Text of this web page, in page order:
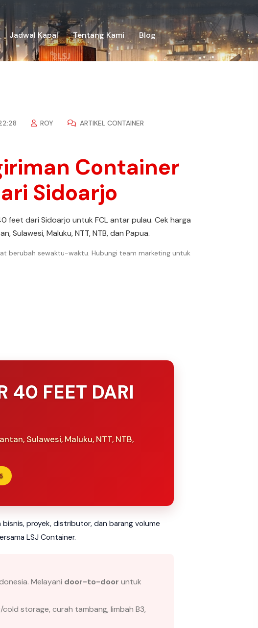
Jadwal Kapal Tentang Kami Blog
ROY ARTIKEL CONTAINER
Container
Sidoarjo
feet dari Sidoarjo untuk FCL antar pulau. Cek harga
Sulawesi, Maluku, NTT, NTB, dan Papua.
berubah sewaktu-waktu. Hubungi team marketing untuk
40 FEET DARI
Sulawesi, Maluku, NTT, NTB,
proyek, distributor, dan barang volume
LSJ Container.
Melayani door-to-door untuk
storage, curah tambang, limbah B3,